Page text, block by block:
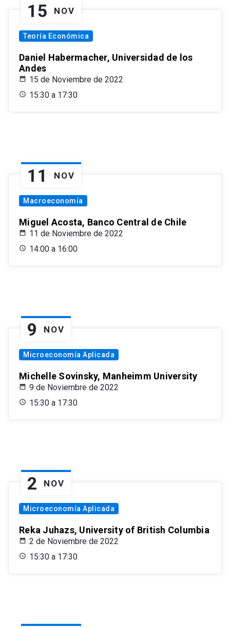
15 NOV
Teoría Económica
Daniel Habermacher, Universidad de los
Andes
15 de Noviembre de 2022
15:30 a 17:30
11 NOV
Macroeconomía
Miguel Acosta, Banco Central de Chile
11 de Noviembre de 2022
14:00 a 16:00
9 NOV
Microeconomía Aplicada
Michelle Sovinsky, Manheimm University
9 de Noviembre de 2022
15:30 a 17:30
2 NOV
Microeconomía Aplicada
Reka Juhazs, University of British Columbia
2 de Noviembre de 2022
15:30 a 17:30